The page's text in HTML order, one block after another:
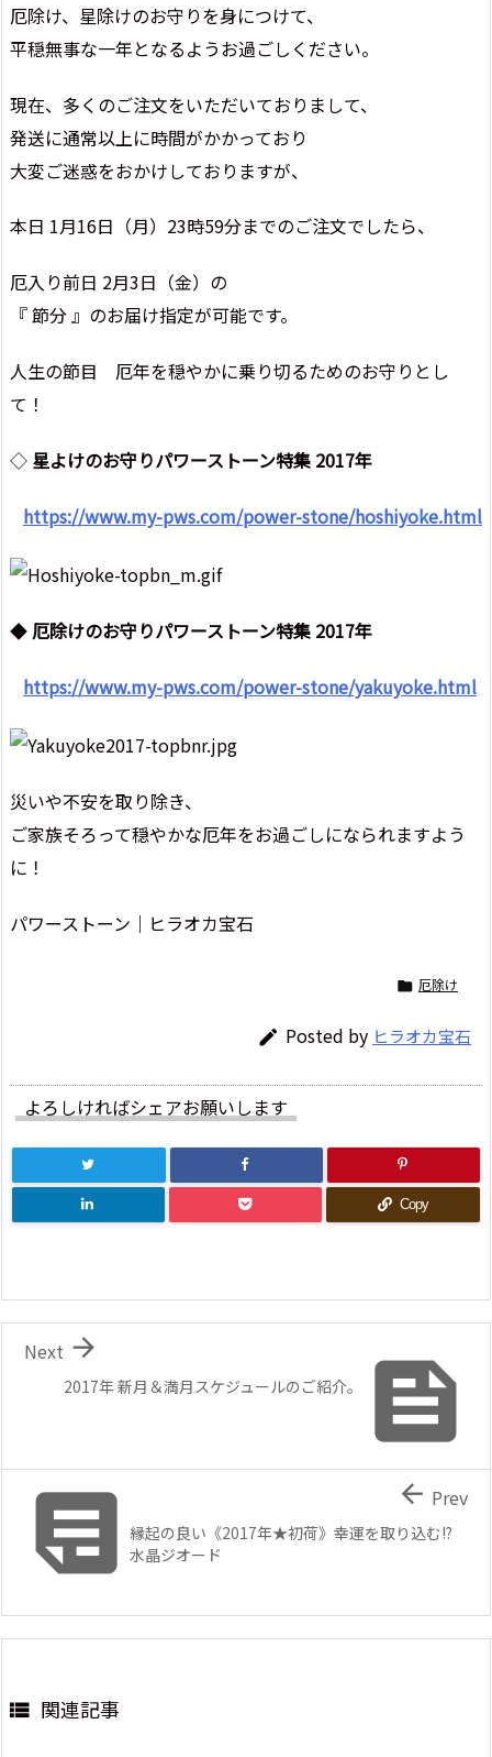
厄除け、星除けのお守りを身につけて、
平穏無事な一年となるようお過ごしください。
現在、多くのご注文をいただいておりまして、
発送に通常以上に時間がかかっており
大変ご迷惑をおかけしておりますが、
本日 1月16日（月）23時59分までのご注文でしたら、
厄入り前日 2月3日（金）の
『 節分 』のお届け指定が可能です。
人生の節目 厄年を穏やかに乗り切るためのお守りとし
て！
◇ 星よけのお守りパワーストーン特集 2017年
https://www.my-pws.com/power-stone/hoshiyoke.html
◆ 厄除けのお守りパワーストーン特集 2017年
https://www.my-pws.com/power-stone/yakuyoke.html
災いや不安を取り除き、
ご家族そろって穏やかな厄年をお過ごしになられますよう
に！
パワーストーン｜ヒラオカ宝石
 厄除け
 Posted by ヒラオカ宝石
よろしければシェアお願いします
Copy

2017年 新月＆満月スケジュールのご紹介。

Next
縁起の良い《2017年★初荷》幸運を取り込む!?
水晶ジオード
 Prev
 関連記事